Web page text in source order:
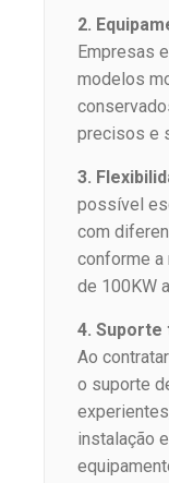
2.
Empresas
modelos
precisos e
3.
possível
com
conforme a
de 100KW
4. Suporte
Ao
o suporte
instalação